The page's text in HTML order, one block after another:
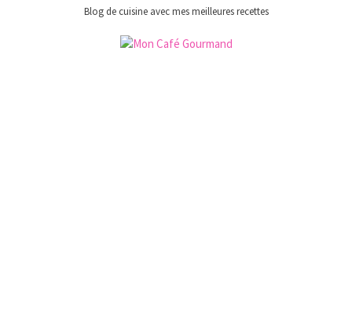
Blog de cuisine avec mes meilleures recettes